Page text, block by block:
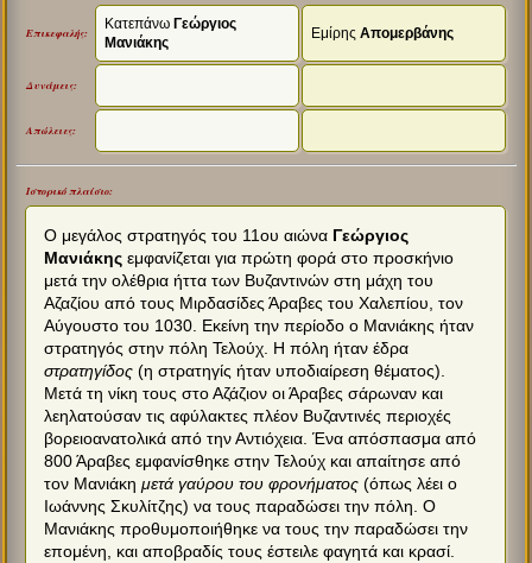
Επικεφαλής:
Κατεπάνω Γεώργιος
Μανιάκης
ΕμίρηςΑπομερβάνης
Δυνάμεις:
Απώλειες:
Ιστορικό πλαίσιο:
Ο μεγάλος στρατηγός του 11ου αιώνα Γεώργιος
Μανιάκης εμφανίζεται για πρώτη φορά στο προσκήνιο
μετά την ολέθρια ήττα των Βυζαντινών στη μάχη του
Αζαζίου από τους Μιρδασίδες Άραβες του Χαλεπίου, τον
Αύγουστο του 1030. Εκείνη την περίοδο ο Μανιάκης ήταν
στρατηγός στην πόλη Τελούχ. H πόλη ήταν έδρα
στρατηγίδος (η στρατηγίς ήταν υποδιαίρεση θέματος).
Μετά τη νίκη τους στο Αζάζιον οι Άραβες σάρωναν και
λεηλατούσαν τις αφύλακτες πλέον Βυζαντινές περιοχές
βορειοανατολικά από την Αντιόχεια. Ένα απόσπασμα από
800 Άραβες εμφανίσθηκε στην Τελούχ και απαίτησε από
τον Μανιάκημετά γαύρου του φρονήματος (όπως λέει ο
Ιωάννης Σκυλίτζης) να τους παραδώσει την πόλη. Ο
Μανιάκης προθυμοποιήθηκε να τους την παραδώσει την
επομένη, και αποβραδίς τους έστειλε φαγητά και κρασί.